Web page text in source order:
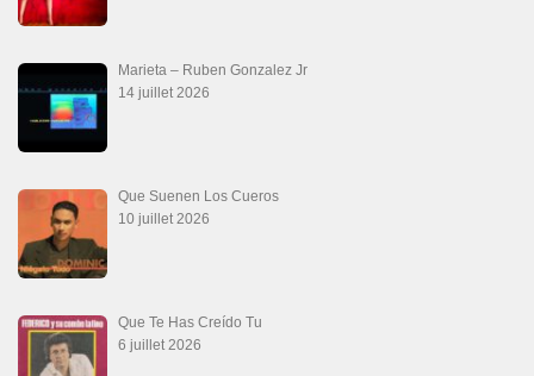
Marieta – Ruben Gonzalez Jr
14 juillet 2026
Que Suenen Los Cueros
10 juillet 2026
Que Te Has Creído Tu
6 juillet 2026